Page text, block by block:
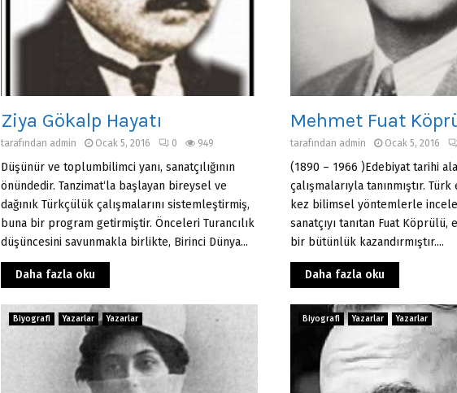
Ziya Gökalp Hayatı
tarafından admin Ocak 5, 2016 0 949
Düşünür ve toplumbilimci yanı, sanatçılığının
önündedir. Tanzimat‘la başlayan bireysel ve
dağınık Türk­çülük çalışmalarını sistemleştirmiş,
buna bir prog­ram getirmiştir. Önceleri Turancılık
düşüncesini savunmakla birlikte, Birinci Dünya...
Daha fazla oku
Mehmet Fuat
tarafından admin Ocak 5, 2016
(1890 – 1966 )Edebiyat tarihi
çalışmalarıyla tanın­mıştır.
kez bilimsel yöntemlerle
sanatçıyı tanıtan Fuat Köprülü,
bir bütünlük kazandırmıştır....
Daha fazla oku
Biyografi Yazarlar Yazarlar Biyografi Yazarlar Yazarlar